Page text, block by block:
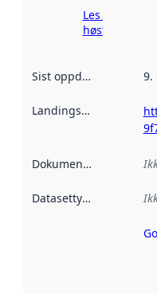
Les mer om
høsting her
Sist oppdatert 9.
Landingsside
Dokumentasjon
Datasettype